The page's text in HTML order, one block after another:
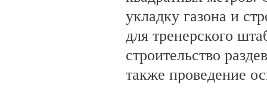
укладку газона и
для тренерского
строительство
также проведение